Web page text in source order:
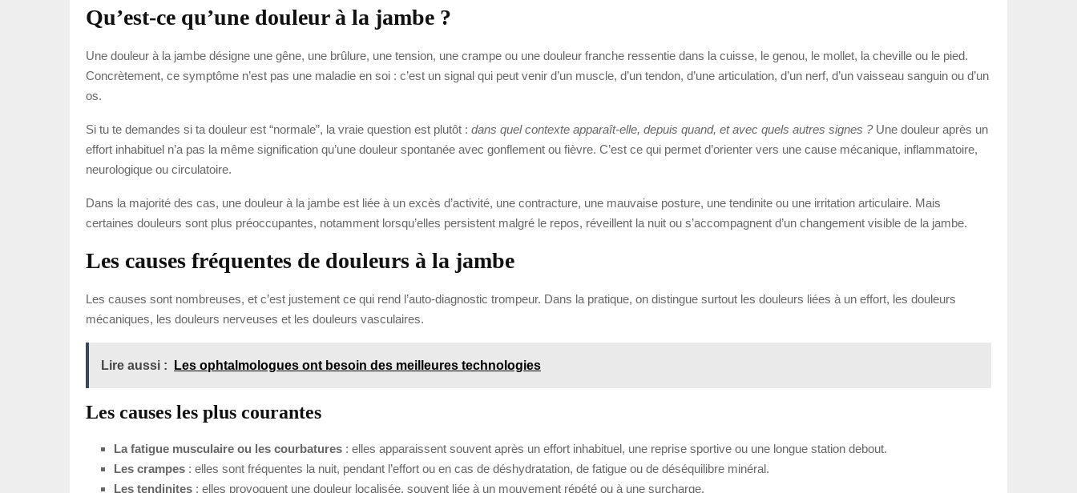
Qu’est-ce qu’une douleur à la jambe ?
Une douleur à la jambe désigne une gêne, une brûlure, une tension, une crampe ou une douleur franche ressentie dans la cuisse, le genou, le mollet, la cheville ou le pied.
Concrètement, ce symptôme n’est pas une maladie en soi : c’est un signal qui peut venir d’un muscle, d’un tendon, d’une articulation, d’un nerf, d’un vaisseau sanguin ou d’un
os.
Si tu te demandes si ta douleur est “normale”, la vraie question est plutôt : dans quel contexte apparaît-elle, depuis quand, et avec quels autres signes ?Une douleur après un
effort inhabituel n’a pas la même signification qu’une douleur spontanée avec gonflement ou fièvre. C’est ce qui permet d’orienter vers une cause mécanique, inflammatoire,
neurologique ou circulatoire.
Dans la majorité des cas, une douleur à la jambe est liée à un excès d’activité, une contracture, une mauvaise posture, une tendinite ou une irritation articulaire. Mais
certaines douleurs sont plus préoccupantes, notamment lorsqu’elles persistent malgré le repos, réveillent la nuit ou s’accompagnent d’un changement visible de la jambe.
Les causes fréquentes de douleurs à la jambe
Les causes sont nombreuses, et c’est justement ce qui rend l’auto-diagnostic trompeur. Dans la pratique, on distingue surtout les douleurs liées à un effort, les douleurs
mécaniques, les douleurs nerveuses et les douleurs vasculaires.
Lire aussi : Les ophtalmologues ont besoin des meilleures technologies
Les causes les plus courantes
La fatigue musculaire ou les courbatures : elles apparaissent souvent après un effort inhabituel, une reprise sportive ou une longue station debout.
Les crampes : elles sont fréquentes la nuit, pendant l’effort ou en cas de déshydratation, de fatigue ou de déséquilibre minéral.
Les tendinites : elles provoquent une douleur localisée, souvent liée à un mouvement répété ou à une surcharge.